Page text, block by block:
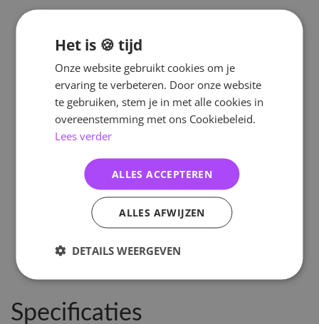
Specificaties
Het is 🍪 tijd
Onze website gebruikt cookies om je
ervaring te verbeteren. Door onze website
te gebruiken, stem je in met alle cookies in
overeenstemming met ons Cookiebeleid.
Lees verder
ALLES ACCEPTEREN
ALLES AFWIJZEN
DETAILS WEERGEVEN